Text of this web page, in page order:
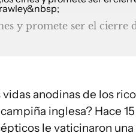
y promete ser el cierre
anodinas de los
inglesa? Hace
le vaticinaron